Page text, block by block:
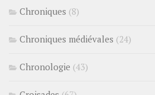
Chroniques (8)
Chroniques médiévales (24)
Chronologie (43)